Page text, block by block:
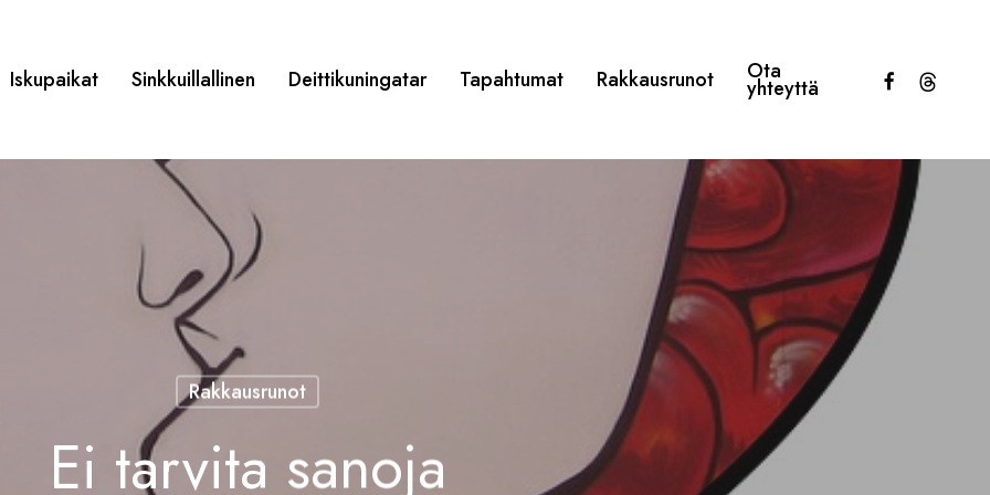
Iskupaikat Sinkkuillallinen Deittikuningatar Tapahtumat Rakkausrunot Ota
yhteyttä facebookthreads
Rakkausrunot
Ei tarvita sanoja